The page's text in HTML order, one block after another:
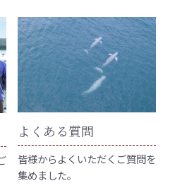
よくある質問
皆様からよくいただくご質問を
集めました。